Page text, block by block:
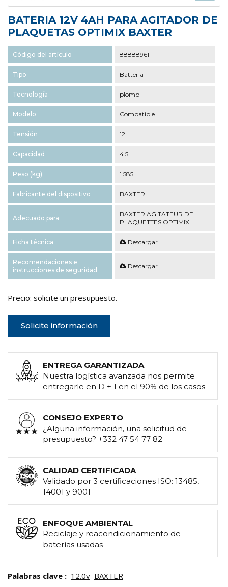
BATERIA 12V 4AH PARA AGITADOR DE
PLAQUETAS OPTIMIX BAXTER
Código del artículo 88888961
Tipo Batteria
Tecnología plomb
Modelo Compatible
Tensión 12
Capacidad 4.5
Peso (kg) 1.585
Fabricante del dispositivo BAXTER
Adecuado para
BAXTER AGITATEUR DE
PLAQUETTES OPTIMIX
Ficha técnica Descargar
Recomendaciones e
instrucciones de seguridad
Descargar
Precio: solicite un presupuesto.
Solicite información
ENTREGA GARANTIZADA
Nuestra logística avanzada nos permite
entregarle en D + 1 en el 90% de los casos
CONSEJO EXPERTO
¿Alguna información, una solicitud de
presupuesto? +332 47 54 77 82
CALIDAD CERTIFICADA
Validado por 3 certificaciones ISO: 13485,
14001 y 9001
ENFOQUE AMBIENTAL
Reciclaje y reacondicionamiento de
baterías usadas
Palabras clave : 12.0v BAXTER